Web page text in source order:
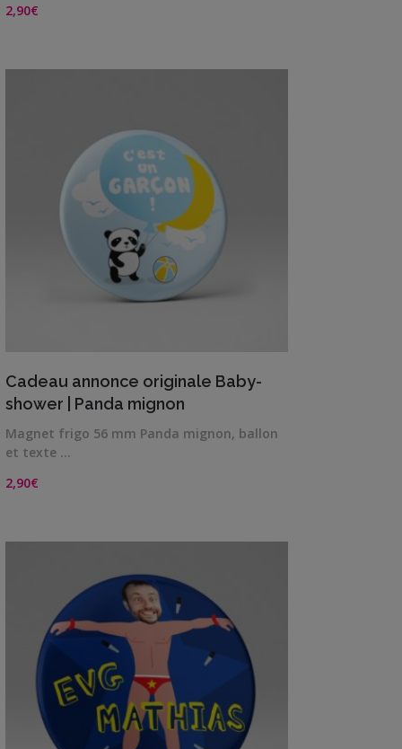
2,90€
Cadeau annonce originale Baby-
shower | Panda mignon
Magnet frigo 56 mm Panda mignon, ballon
et texte …
2,90€